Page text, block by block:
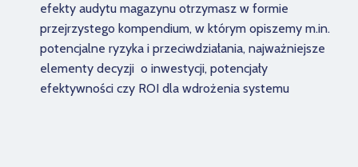
efekty audytu magazynu otrzymasz w formie
przejrzystego kompendium, w którym opiszemy m.in.
potencjalne ryzyka i przeciwdziałania, najważniejsze
elementy decyzji o inwestycji, potencjały
efektywności czy ROI dla wdrożenia systemu